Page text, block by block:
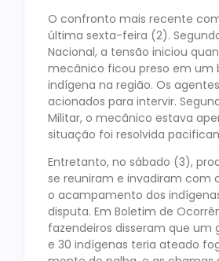
O confronto mais recente
última sexta-feira (2).
Nacional, a tensão iniciou
mecânico ficou preso em um
indígena na região. Os
acionados para intervir.
Militar, o mecânico estava
situação foi resolvida
Entretanto, no sábado (3),
se reuniram e invadiram com
o acampamento dos
disputa. Em Boletim de
fazendeiros disseram que um
e 30 indígenas teria ateado